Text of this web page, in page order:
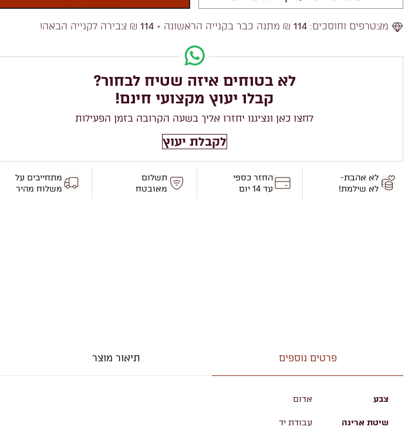
מצטרפים וחוסכים: 114 ₪ מתנה כבר בקנייה הראשונה + 114 ₪ צבירה לקנייה הבאה!
לא בטוחים איזה שטיח לבחור?
קבלו יעוץ מקצועי חינם!
לחצו כאן ונציגנו יחזרו אליך בשעה הקרובה בזמן הפעילות
לקבלת יעוץ
לא אהבת-
לא שילמת!
החזר כספי
עד 14 יום
תשלום
מאובטח
מתחייבים על
משלוח מהיר
פרטים נוספים תיאור מוצר
צבע אדום
שיטת אריגה עבודת יד